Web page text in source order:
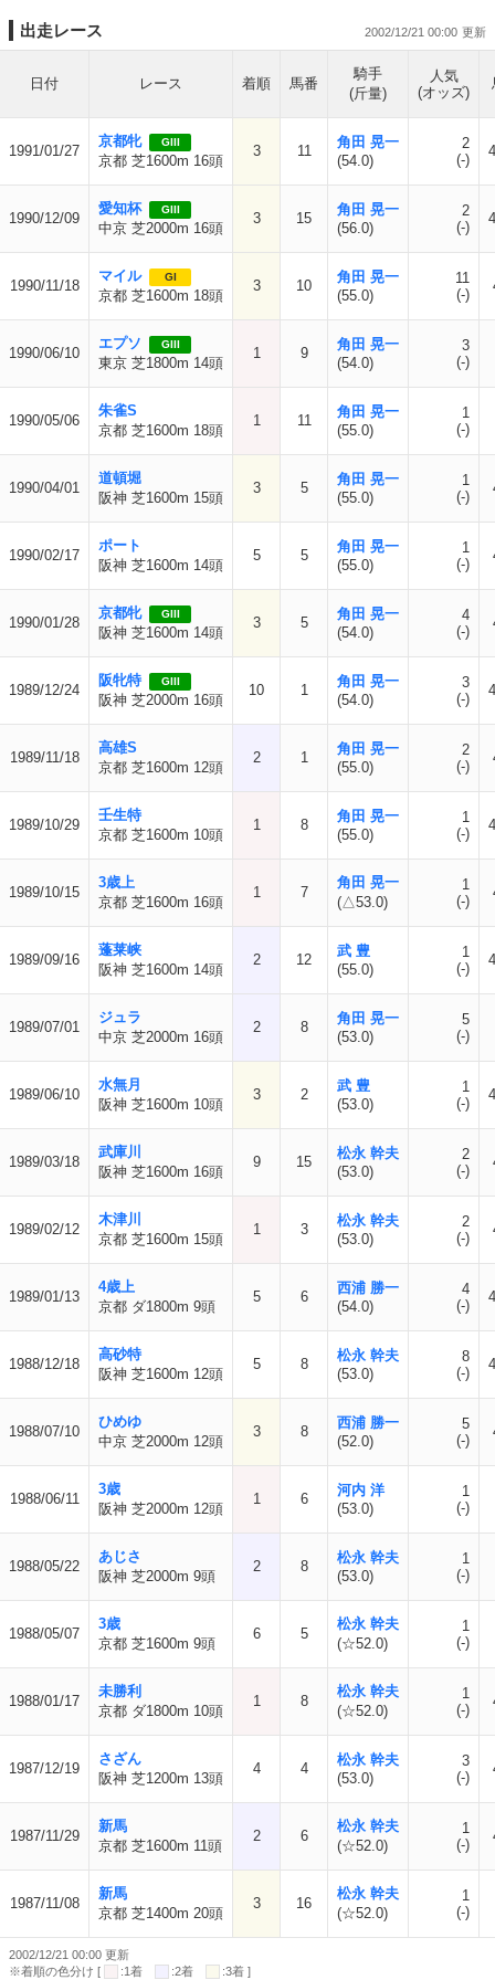
出走レース 2002/12/21 00:00
日付 レース 着順 馬番
騎手
(斤量)
人気
(オッズ)
1991/01/27
京都牝 GIII
京都 芝1600m 16頭
3 11
角田 晃一
(54.0)
2
(-)
1990/12/09
愛知杯 GIII
中京 芝2000m 16頭
3 15
角田 晃一
(56.0)
2
(-)
1990/11/18
マイル GI
京都 芝1600m 18頭
3 10
角田 晃一
(55.0)
11
(-)
1990/06/10
エプソ GIII
東京 芝1800m 14頭
1 9
角田 晃一
(54.0)
3
(-)
1990/05/06
朱雀S
京都 芝1600m 18頭
1 11
角田 晃一
(55.0)
1
(-)
1990/04/01
道頓堀
阪神 芝1600m 15頭
3 5
角田 晃一
(55.0)
1
(-)
1990/02/17
ポート
阪神 芝1600m 14頭
5 5
角田 晃一
(55.0)
1
(-)
1990/01/28
京都牝 GIII
阪神 芝1600m 14頭
3 5
角田 晃一
(54.0)
4
(-)
1989/12/24
阪牝特 GIII
阪神 芝2000m 16頭
10 1
角田 晃一
(54.0)
3
(-)
1989/11/18
高雄S
京都 芝1600m 12頭
2 1
角田 晃一
(55.0)
2
(-)
1989/10/29
壬生特
京都 芝1600m 10頭
1 8
角田 晃一
(55.0)
1
(-)
1989/10/15
3歳上
京都 芝1600m 16頭
1 7
角田 晃一
(△53.0)
1
(-)
1989/09/16
蓬莱峡
阪神 芝1600m 14頭
2 12
武 豊
(55.0)
1
(-)
1989/07/01
ジュラ
中京 芝2000m 16頭
2 8
角田 晃一
(53.0)
5
(-)
1989/06/10
水無月
阪神 芝1600m 10頭
3 2
武 豊
(53.0)
1
(-)
1989/03/18
武庫川
阪神 芝1600m 16頭
9 15
松永 幹夫
(53.0)
2
(-)
1989/02/12
木津川
京都 芝1600m 15頭
1 3
松永 幹夫
(53.0)
2
(-)
1989/01/13
4歳上
京都 ダ1800m 9頭
5 6
西浦 勝一
(54.0)
4
(-)
1988/12/18
高砂特
阪神 芝1600m 12頭
5 8
松永 幹夫
(53.0)
8
(-)
1988/07/10
ひめゆ
中京 芝2000m 12頭
3 8
西浦 勝一
(52.0)
5
(-)
1988/06/11
3歳
阪神 芝2000m 12頭
1 6
河内 洋
(53.0)
1
(-)
1988/05/22
あじさ
阪神 芝2000m 9頭
2 8
松永 幹夫
(53.0)
1
(-)
1988/05/07
3歳
京都 芝1600m 9頭
6 5
松永 幹夫
(☆52.0)
1
(-)
1988/01/17
未勝利
京都 ダ1800m 10頭
1 8
松永 幹夫
(☆52.0)
1
(-)
1987/12/19
さざん
阪神 芝1200m 13頭
4 4
松永 幹夫
(53.0)
3
(-)
1987/11/29
新馬
京都 芝1600m 11頭
2 6
松永 幹夫
(☆52.0)
1
(-)
1987/11/08
新馬
京都 芝1400m 20頭
3 16
松永 幹夫
(☆52.0)
1
(-)
2002/12/21 00:00 更新
※着順の色分け [
:1着 :2着 :3着 ]